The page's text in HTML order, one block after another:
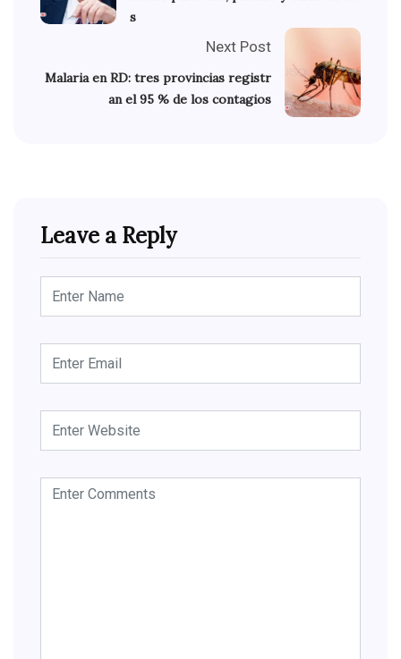
s
Next Post
Malaria en RD: tres provincias registr
an el 95 % de los contagios
Leave a Reply